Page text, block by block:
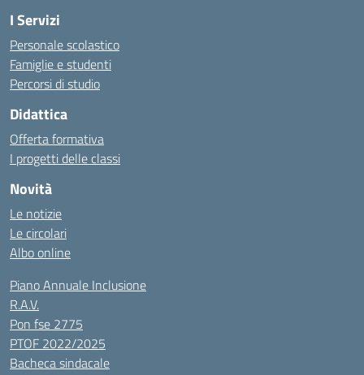
I Servizi
Personale scolastico
Famiglie e studenti
Percorsi di studio
Didattica
Offerta formativa
I progetti delle classi
Novità
Le notizie
Le circolari
Albo online
Piano Annuale Inclusione
R.A.V.
Pon fse 2775
PTOF 2022/2025
Bacheca sindacale